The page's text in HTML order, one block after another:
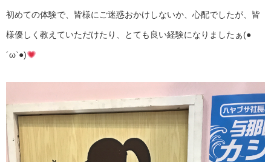
初めての体験で、皆様にご迷惑おかけしないか、心配でしたが、皆
様優しく教えていただけたり、とても良い経験になりましたぁ(●
´ω`●)